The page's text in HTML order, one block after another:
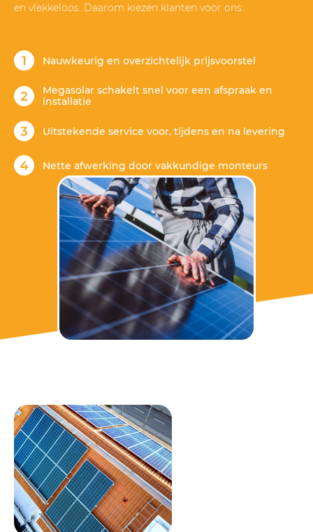
en vlekkeloos. Daarom kiezen klanten voor ons:
Nauwkeurig en overzichtelijk prijsvoorstel
Megasolar schakelt snel voor een afspraak en
installatie
Uitstekende service voor, tijdens en na levering
Nette afwerking door vakkundige monteurs